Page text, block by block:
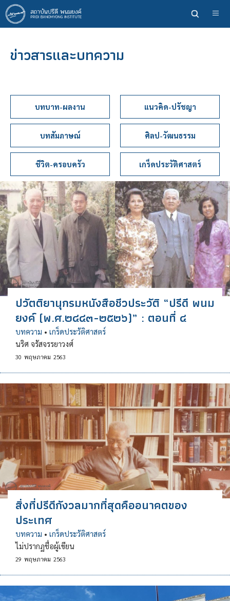
ข้าม
ไป
ยัง
หลักข่าวสารและบทความ
บทบาท-ผลงาน แนวคิด-ปรัชญา
บทสัมภาษณ์ ศิลป-วัฒนธรรม
ชีวิต-ครอบครัว เกร็ดประวัติศาสตร์
ปวัตติยานุกรมหนังสือชีวประวัติ “ปรีดี พนม
ยงค์ (พ.ศ.๒๔๔๓-๒๕๒๖)” : ตอนที่ ๔
บทความ • เกร็ดประวัติศาสตร์
นริศ จรัสจรรยาวงศ์
30 พฤษภาคม 2563
สิ่งที่ปรีดีกังวลมากที่สุดคืออนาคตของ
ประเทศ
บทความ • เกร็ดประวัติศาสตร์
ไม่ปรากฏชื่อผู้เขียน
29 พฤษภาคม 2563